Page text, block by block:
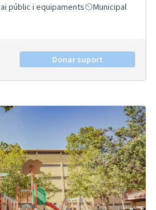
públic i equipaments
Municipal
Donar suport